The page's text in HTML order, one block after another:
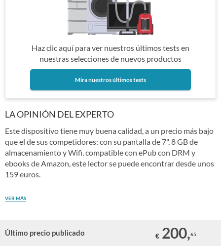
Haz clic aquí para ver nuestros últimos tests en
nuestras selecciones de nuevos productos
Mira nuestros últimos tests
LA OPINIÓN DEL EXPERTO
Este dispositivo tiene muy buena calidad, a un precio más bajo
que el de sus competidores: con su pantalla de 7", 8 GB de
almacenamiento y Wifi, compatible con ePub con DRM y
ebooks de Amazon, este lector se puede encontrar desde unos
159 euros.
VER MÁS
Último precio publicado € 200,65